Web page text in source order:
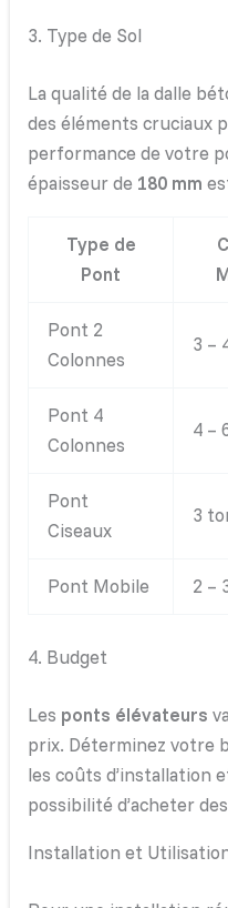
3. Type de Sol
La qualité de la dalle
des éléments cruciaux
performance de votre
épaisseur de 180 mm
Type de
Pont
Pont 2
Colonnes
3 –
Pont 4
Colonnes
4 –
Pont
Ciseaux
3
Pont Mobile 2 –
4. Budget
Les ponts élévateurs
prix. Déterminez votre
les coûts d’installation
possibilité d’acheter
Installation et